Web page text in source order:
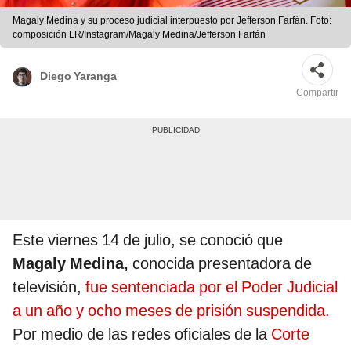
Magaly Medina y su proceso judicial interpuesto por Jefferson Farfán. Foto:
composición LR/Instagram/Magaly Medina/Jefferson Farfán
Diego Yaranga
Compartir
Este viernes 14 de julio, se conoció que
Magaly Medina, conocida presentadora de
televisión, fue sentenciada por el Poder Judicial
a un año y ocho meses de prisión suspendida.
Por medio de las redes oficiales de laCorte